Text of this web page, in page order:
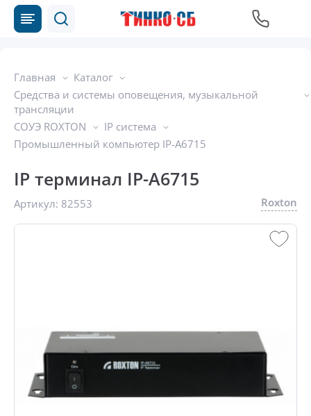
Главная
Каталог
Средства и системы оповещения, музыкальной
трансляции
СОУЭ ROXTON
IP система
Промышленный компьютер IP-A6715
IP терминал IP-A6715
Артикул: 82553 Roxton